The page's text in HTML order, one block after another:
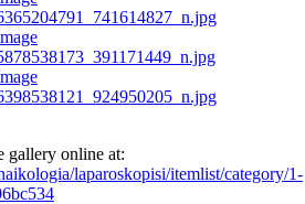
gallery online at:
laparoskopisi/itemlist/category/1-